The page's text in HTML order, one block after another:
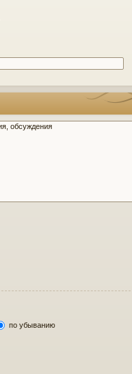
по убыванию